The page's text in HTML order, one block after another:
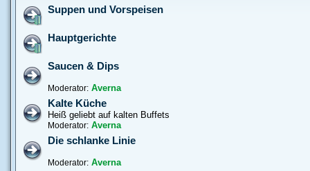
Suppen und Vorspeisen
Hauptgerichte
Saucen & Dips
Moderator: Averna
Kalte Küche
Heiß geliebt auf kalten Buffets
Moderator: Averna
Die schlanke Linie
Moderator: Averna